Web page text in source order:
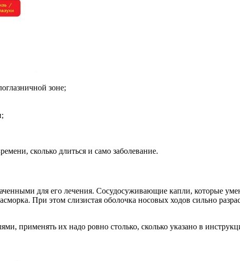
зоне;
сколько длиться и само заболевание.
для его лечения. Сосудосуживающие капли, которые
При этом слизистая оболочка носовых ходов сильно
применять их надо ровно столько, сколько указано в